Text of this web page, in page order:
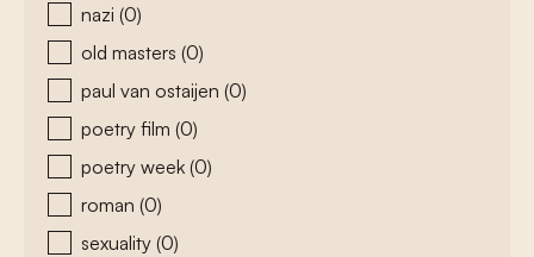
nazi (0)
old masters (0)
paul van ostaijen (0)
poetry film (0)
poetry week (0)
roman (0)
sexuality (0)